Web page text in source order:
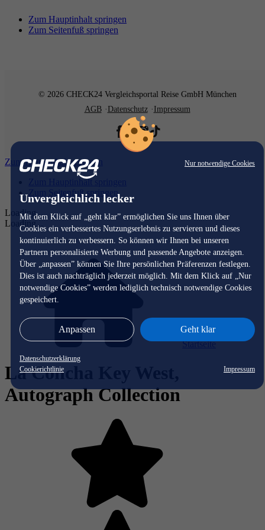
Nur notwendige Cookies
Unvergleichlich lecker
Mit dem Klick auf „geht klar” ermöglichen Sie uns Ihnen über
Cookies ein verbessertes Nutzungserlebnis zu servieren und dieses
kontinuierlich zu verbessern. So können wir Ihnen bei unseren
Partnern personalisierte Werbung und passende Angebote anzeigen.
Über „anpassen” können Sie Ihre persönlichen Präferenzen festlegen.
Dies ist auch nachträglich jederzeit möglich. Mit dem Klick auf „Nur
notwendige Cookies” werden lediglich technisch notwendige Cookies
gespeichert.
Anpassen Geht klar
Datenschutzerklärung
Cookierichtlinie
Impressum
Zum Hauptinhalt springen
Zum Seitenfuß springen
© 2026 CHECK24 Vergleichsportal Reise GmbH München
AGB
Datenschutz Impressum
Zum Hauptinhalt springen
Zum Hauptinhalt springen
Zum Seitenfuß springen
Loading...
Loading...
Startseite
La Concha Key West,
Autograph Collection